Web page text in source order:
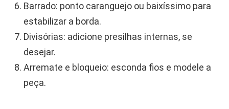
Barrado: ponto caranguejo ou baixíssimo para
estabilizar a borda.
Divisórias: adicione presilhas internas, se
desejar.
Arremate e bloqueio: esconda fios e modele a
peça.